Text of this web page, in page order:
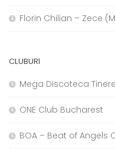
Florin Chilian – Zece
CLUBURI
Mega Discoteca
ONE Club Bucharest
BOA – Beat of Angels